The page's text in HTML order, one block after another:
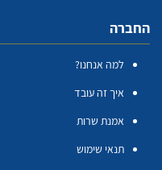
החברה
למה אנחנו?
איך זה עובד
אמנת שרות
תנאי שימוש